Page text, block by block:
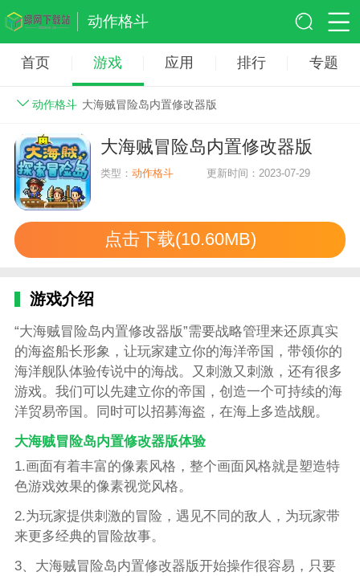
动作格斗
首页 游戏 应用 排行 专题
动作格斗 大海贼冒险岛内置修改器版
大海贼冒险岛内置修改器版
类型：动作格斗 更新时间：2023-07-29
点击下载(10.60MB)
游戏介绍
“大海贼冒险岛内置修改器版”需要战略管理来还原真实
的海盗船长形象，让玩家建立你的海洋帝国，带领你的
海洋舰队体验传说中的海战。又刺激又刺激，还有很多
游戏。我们可以先建立你的帝国，创造一个可持续的海
洋贸易帝国。同时可以招募海盗，在海上多造战舰。
大海贼冒险岛内置修改器版体验
1.画面有着丰富的像素风格，整个画面风格就是塑造特
色游戏效果的像素视觉风格。
2.为玩家提供刺激的冒险，遇见不同的敌人，为玩家带
来更多经典的冒险故事。
3、大海贼冒险岛内置修改器版开始操作很容易，只要